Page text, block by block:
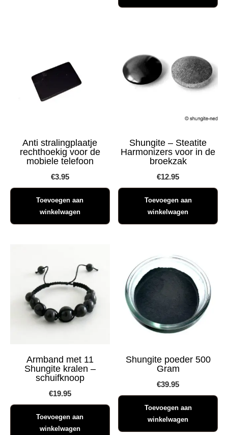
Anti stralingplaatje
rechthoekig voor de
mobiele telefoon
€3.95
Toevoegen aan
winkelwagen
Shungite – Steatite
Harmonizers voor in de
broekzak
€12.95
Toevoegen aan
winkelwagen
Armband met 11
Shungite kralen –
schuifknoop
€19.95
Toevoegen aan
winkelwagen
Shungite poeder 500
Gram
€39.95
Toevoegen aan
winkelwagen